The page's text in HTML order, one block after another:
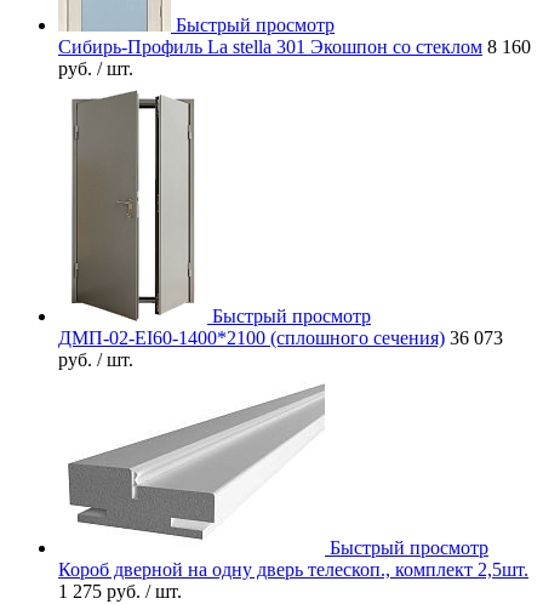
Быстрый просмотр
Сибирь-Профиль La stella 301 Экошпон со стеклом 8 160
руб. / шт.
Быстрый просмотр
ДМП-02-EI60-1400*2100 (сплошного сечения) 36 073
руб. / шт.
Быстрый просмотр
Короб дверной на одну дверь телескоп., комплект 2,5шт.
1 275 руб. / шт.